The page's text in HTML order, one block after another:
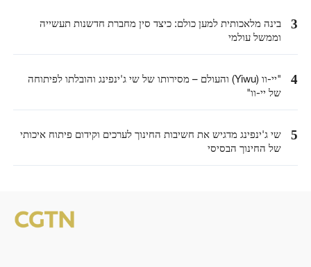
3
בינה מלאכותית למען כולם: כיצד סין מחברת חדשנות תעשייה
וממשל עולמי
4
"יי-וו (Yiwu) והעולם – מסירותו של שי ג'ינפינג והובלתו לפיתוחה
של יי-וו"
5
שי ג'ינפינג מדגיש את חשיבות החינוך לערכים וקידום פיתוח איכותי
של החינוך הבסיסי